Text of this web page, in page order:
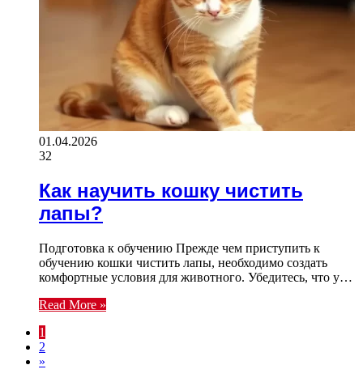
01.04.2026
32
Как научить кошку чистить
лапы?
Подготовка к обучению Прежде чем приступить к
обучению кошки чистить лапы, необходимо создать
комфортные условия для животного. Убедитесь, что у…
Read More »
1
2
»